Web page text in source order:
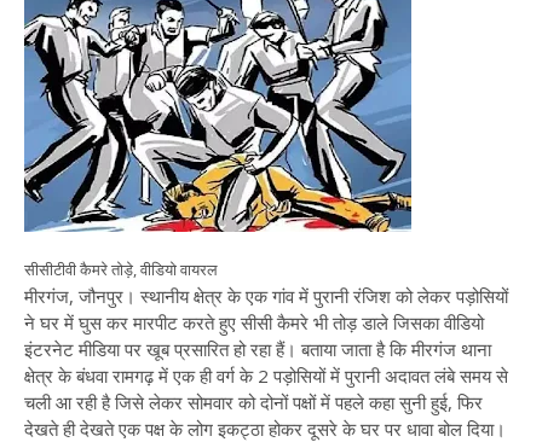
सीसीटीवी कैमरे तोड़े, वीडियो वायरल
मीरगंज, जौनपुर। स्थानीय क्षेत्र के एक गांव में पुरानी रंजिश को लेकर पड़ोसियों
ने घर में घुस कर मारपीट करते हुए सीसी कैमरे भी तोड़ डाले जिसका वीडियो
इंटरनेट मीडिया पर खूब प्रसारित हो रहा हैं। बताया जाता है कि मीरगंज थाना
क्षेत्र के बंधवा रामगढ़ में एक ही वर्ग के 2 पड़ोसियों में पुरानी अदावत लंबे समय से
चली आ रही है जिसे लेकर सोमवार को दोनों पक्षों में पहले कहा सुनी हुई, फिर
देखते ही देखते एक पक्ष के लोग इकट्ठा होकर दूसरे के घर पर धावा बोल दिया।